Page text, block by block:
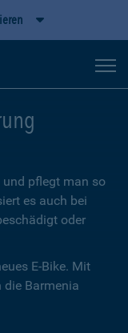
und pflegt man so
es auch bei
oder
E-Bike. Mit
die Barmenia